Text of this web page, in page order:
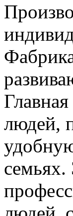
людей,
семьях.